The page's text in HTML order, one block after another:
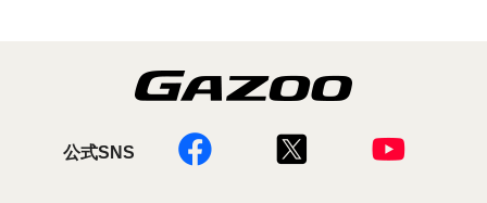
公式SNS